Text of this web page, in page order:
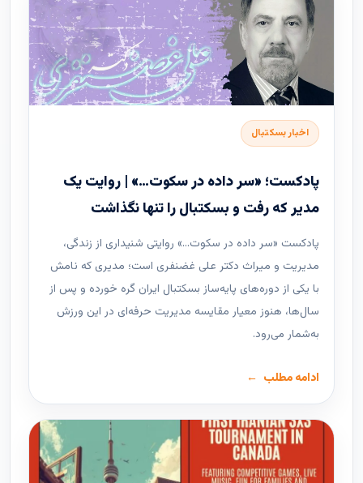
اخبار بسکتبال
پادکست؛ «سر داده در سکوت…» | روایت یک
مدیر که رفت و بسکتبال را تنها نگذاشت
پادکست «سر داده در سکوت…» روایتی شنیداری از زندگی،
مدیریت و میراث دکتر علی غضنفری است؛ مدیری که نامش
با یکی از دوره‌های پایه‌ساز بسکتبال ایران گره خورده و پس از
سال‌ها، هنوز معیار مقایسه مدیریت حرفه‌ای در این ورزش
به‌شمار می‌رود.
ادامه مطلب